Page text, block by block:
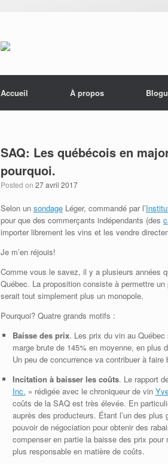
Accueil
À propos
SAQ: Les québécois en
pourquoi.
Posted on 27 avril 2017
Selon un sondage Léger, commandé par l’
pour que des commerçants indépendants (des
importer librement les vins et les vendre
Je m’en réjouis!
Comme vous le savez, il y a plusieurs années
Québec. La proposition consiste à permettre
serait tout simplement plus un monopole.
Pourquoi? Quatre grands motifs :
Baisse des prix. Les prix du vin au Québec
marge brute de 145% en moyenne, en plus
Un peu de concurrence va contribuer à faire
Incitation à baisser les coûts. Le rapport
Inc. » rédigée avec le chroniqueur de vin
coûts de la SAQ est très élevée. En
auprès des producteurs. Étant l’un des
pouvoir de négociation pour obtenir des
compenser en partie la baisse des prix
plus responsable en matière de coûts.